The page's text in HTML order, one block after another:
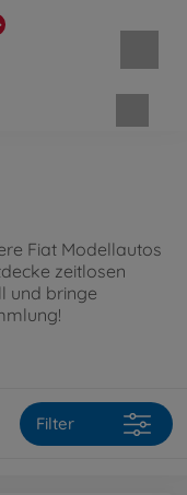
Fiat Modellautos
zeitlosen
und bringe
Filter